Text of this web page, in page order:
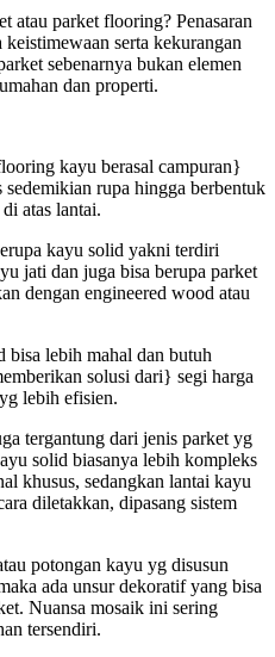
atau parket flooring? Penasaran
serta kekurangan
sebenarnya bukan elemen
dan properti.
kayu berasal campuran}
rupa hingga berbentuk
atas lantai.
kayu solid yakni terdiri
jati dan juga bisa berupa parket
dengan engineered wood atau
bisa lebih mahal dan butuh
solusi dari} segi harga
lebih efisien.
tergantung dari jenis parket yg
solid biasanya lebih kompleks
khusus, sedangkan lantai kayu
diletakkan, dipasang sistem
potongan kayu yg disusun
ada unsur dekoratif yang bisa
Nuansa mosaik ini sering
tersendiri.